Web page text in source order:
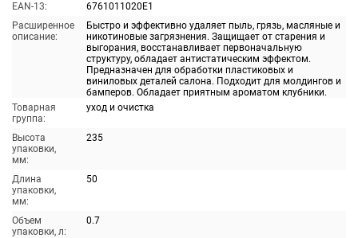
EAN-13:
6761011020E1
Расширенное
описание:
Быстро и эффективно удаляет пыль, грязь, масляные и
никотиновые загрязнения. Защищает от старения и
выгорания, восстанавливает первоначальную
структуру, обладает антистатическим эффектом.
Предназначен для обработки пластиковых и
виниловых деталей салона. Подходит для молдингов и
бамперов. Обладает приятным ароматом клубники.
Товарная
группа:
уход и очистка
Высота
упаковки,
мм:
235
Длина
упаковки,
мм:
50
Объем
упаковки, л:
0.7